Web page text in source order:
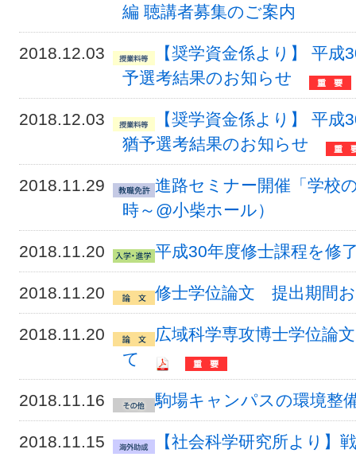
編 聴講者募集のご案内
2018.12.03
【奨学資金係より】 平
予選考結果のお知らせ
2018.12.03
【奨学資金係より】 平
猶予選考結果のお知らせ
2018.11.29
進路セミナー開催「学校
時～@小柴ホール）
2018.11.20 平成30年度修士課程を修
2018.11.20 修士学位論文 提出期間
2018.11.20
広域科学専攻博士学位論
て
2018.11.16 駒場キャンパスの環境整
2018.11.15 【社会科学研究所より】